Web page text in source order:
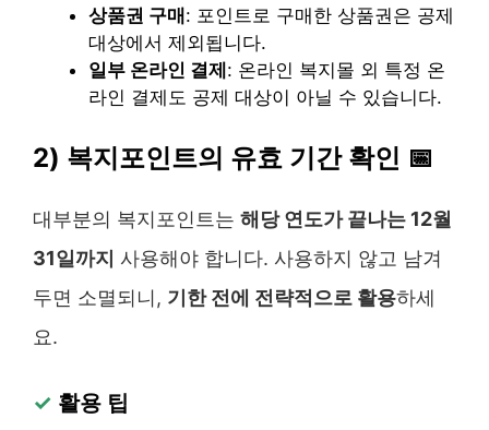
상품권 구매: 포인트로 구매한 상품권은 공제
대상에서 제외됩니다.
일부 온라인 결제: 온라인 복지몰 외 특정 온
라인 결제도 공제 대상이 아닐 수 있습니다.
2) 복지포인트의 유효 기간 확인 📅
대부분의 복지포인트는 해당 연도가 끝나는 12월
31일까지 사용해야 합니다. 사용하지 않고 남겨
두면 소멸되니, 기한 전에 전략적으로 활용하세
요.
✓ 활용 팁